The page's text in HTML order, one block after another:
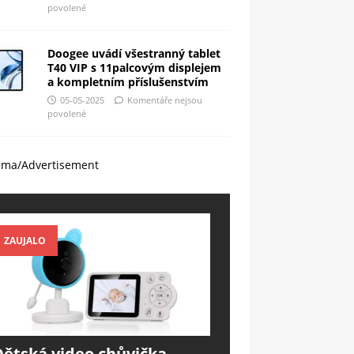
povolené
Doogee uvádí všestranný tablet
T40 VIP s 11palcovým displejem
a kompletním příslušenstvím
05-05-2025
Komentáře nejsou
povolené
Advertisement
ZAUJALO